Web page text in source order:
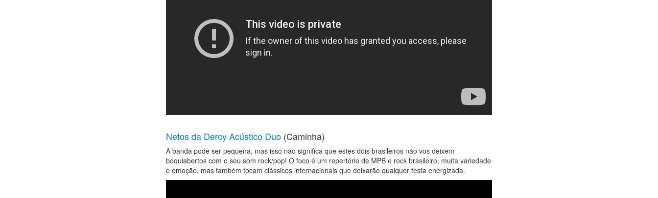
Netos da Dercy Acústico Duo (Caminha)
A banda pode ser pequena, mas isso não significa que estes dois brasileiros não vos deixem
boquiabertos com o seu som rock/pop! O foco é um repertório de MPB e rock brasileiro, muita variedade
e emoção, mas também tocam clássicos internacionais que deixarão qualquer festa energizada.